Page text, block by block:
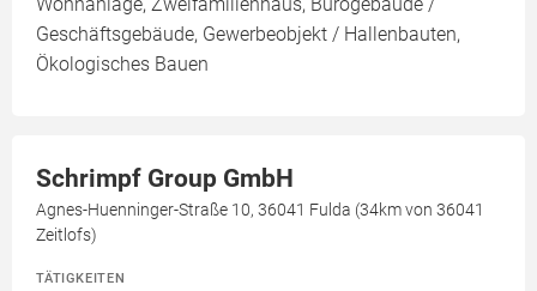
Geschäftsgebäude, Gewerbeobjekt / Hallenbauten,
Ökologisches Bauen
Schrimpf Group GmbH
Agnes-Huenninger-Straße 10, 36041 Fulda (34km von 36041
Zeitlofs)
TÄTIGKEITEN